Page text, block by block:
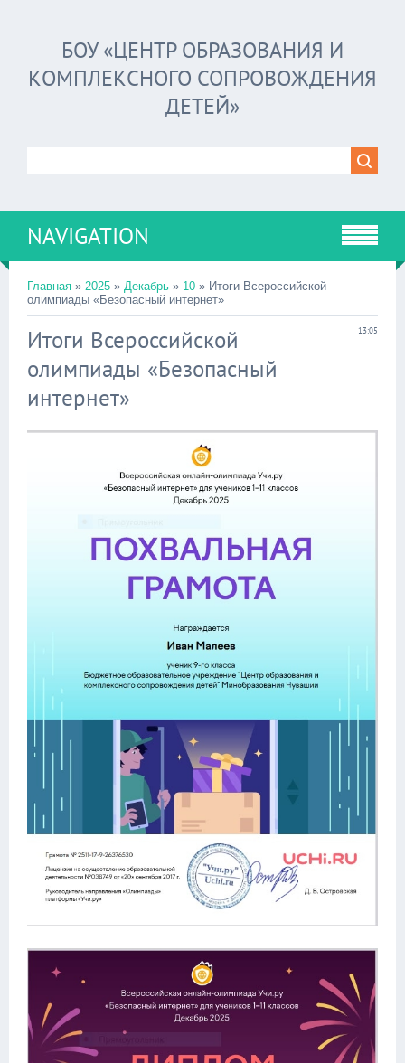
БОУ «ЦЕНТР ОБРАЗОВАНИЯ И
КОМПЛЕКСНОГО СОПРОВОЖДЕНИЯ
ДЕТЕЙ»
NAVIGATION
Главная » 2025 » Декабрь » 10 » Итоги Всероссийской
олимпиады «Безопасный интернет»
13:05
Итоги Всероссийской
олимпиады «Безопасный
интернет»